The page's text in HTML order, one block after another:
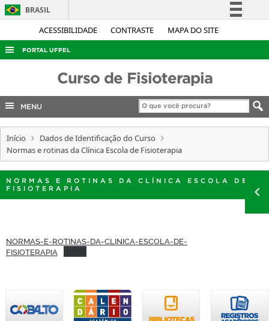
ACESSIBILIDADE CONTRASTE MAPA DO SITE
BRASIL
Simplifique!
Acesso à informação
Legislação
Canais
PORTAL UFPEL
COBALTO
EDITAIS
INTERNACIONAL
OUVIDORIA
Curso de Fisioterapia
MENU
Início
Dados de Identificação do Curso
Normas e rotinas da Clínica Escola de Fisioterapia
NORMAS E ROTINAS DA CLÍNICA ESCOLA DE
FISIOTERAPIA
NORMAS-E-ROTINAS-DA-CLINICA-ESCOLA-DE-
FISIOTERAPIA